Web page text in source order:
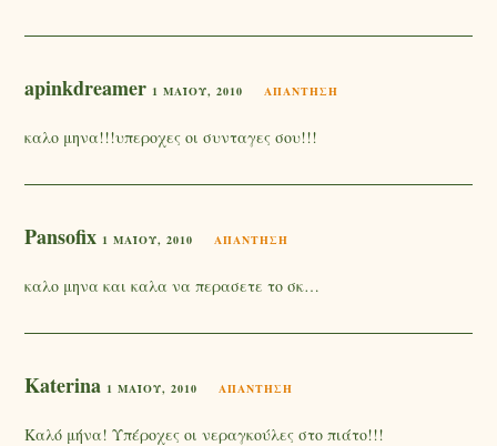
apinkdreamer 1 ΜΑΪ́ΟΥ, 2010 ΑΠΆΝΤΗΣΗ
καλο μηνα!!!υπεροχες οι συνταγες σου!!!
Pansofix 1 ΜΑΪ́ΟΥ, 2010 ΑΠΆΝΤΗΣΗ
καλο μηνα και καλα να περασετε το σκ…
Katerina 1 ΜΑΪ́ΟΥ, 2010 ΑΠΆΝΤΗΣΗ
Καλό μήνα! Υπέροχες οι νεραγκούλες στο πιάτο!!!